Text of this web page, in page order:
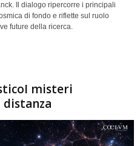
Il dialogo ripercorre i principali
di fondo e riflette sul ruolo
future della ricerca.
misteri
distanza